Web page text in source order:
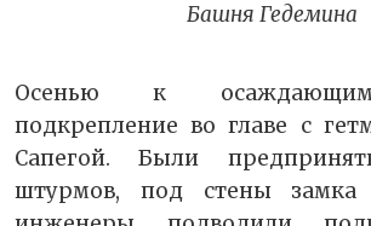
Башня Гедемина
Осенью к
подкрепление во главе с
Сапегой. Были
штурмов, под стены замка